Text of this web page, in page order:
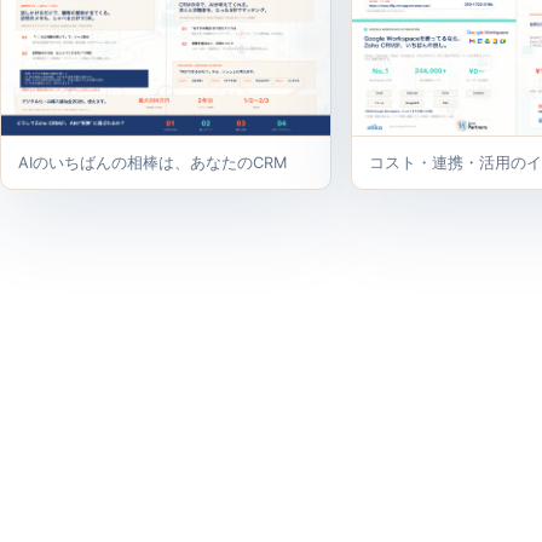
AIのいちばんの相棒は、あなたのCRM コスト・連携・活用の